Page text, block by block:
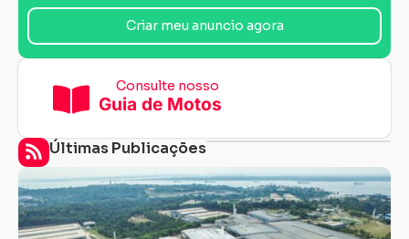
Criar meu anuncio agora
Consulte nosso
Guia de Motos
Últimas Publicações